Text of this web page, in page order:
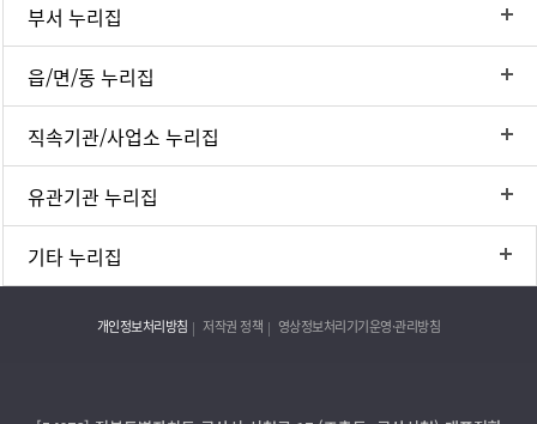
부서 누리집
읍/면/동 누리집
직속기관/사업소 누리집
유관기관 누리집
기타 누리집
개인정보처리방침 저작권 정책 영상정보처리기기운영·관리방침